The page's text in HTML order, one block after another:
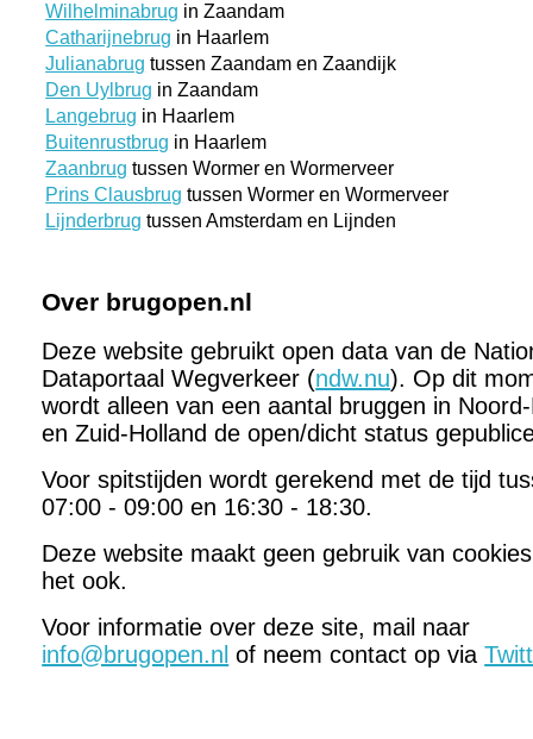
Wilhelminabrug in Zaandam
Catharijnebrug in Haarlem
Julianabrug tussen Zaandam en Zaandijk
Den Uylbrug in Zaandam
Langebrug in Haarlem
Buitenrustbrug in Haarlem
Zaanbrug tussen Wormer en Wormerveer
Prins Clausbrug tussen Wormer en Wormerveer
Lijnderbrug tussen Amsterdam en Lijnden
Over brugopen.nl
Deze website gebruikt open data van de
Dataportaal Wegverkeer (ndw.nu). Op dit
wordt alleen van een aantal bruggen in
en Zuid-Holland de open/dicht status
Voor spitstijden wordt gerekend met de tijd
07:00 - 09:00 en 16:30 - 18:30.
Deze website maakt geen gebruik van
het ook.
Voor informatie over deze site, mail naar
info@brugopen.nl of neem contact op via